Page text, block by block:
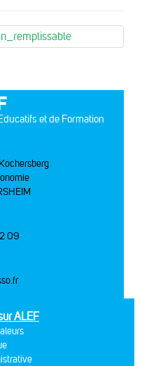
et de Formation
09
ALEF